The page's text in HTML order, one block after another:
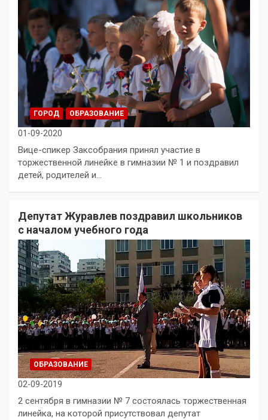
ГОРОД ОБРАЗОВАНИЕ
01-09-2020
Вице-спикер Заксобрания принял участие в
торжественной линейке в гимназии № 1 и поздравил
детей, родителей и…
Депутат Журавлев поздравил школьников
с началом учебного года
ОБРАЗОВАНИЕ
02-09-2019
2 сентября в гимназии № 7 состоялась торжественная
линейка, на которой присутствовал депутат